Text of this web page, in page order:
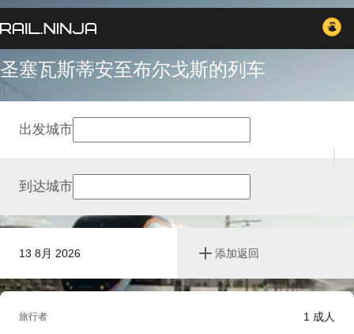
圣塞瓦斯蒂安至布尔戈斯的列车
13 8月 2026 添加返回
出发城市
到达城市
旅行者 1 成人